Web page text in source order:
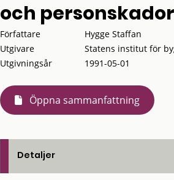
och personskador
Författare
Hygge Staffan
Utgivare
Statens institut för
Utgivningsår
1991-05-01
Öppna sammanfattning
Detaljer